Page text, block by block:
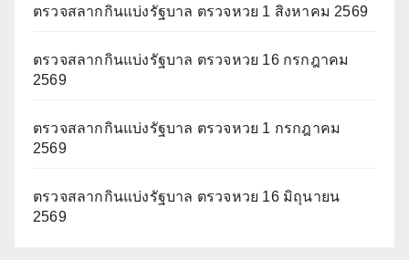
ตรวจสลากกินแบ่งรัฐบาล ตรวจหวย 1 สิงหาคม 2569
ตรวจสลากกินแบ่งรัฐบาล ตรวจหวย 16 กรกฎาคม
2569
ตรวจสลากกินแบ่งรัฐบาล ตรวจหวย 1 กรกฎาคม
2569
ตรวจสลากกินแบ่งรัฐบาล ตรวจหวย 16 มิถุนายน
2569